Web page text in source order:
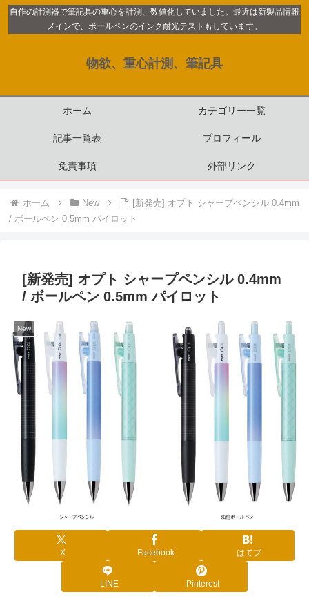
自作の計測器で筆記具の重心を計測、数値化していました。最近は新製品情報
メインで、ボールペンのインク耐光テストもしています。
物欲、重心計測、筆記具
ホーム カテゴリー一覧
記事一覧表 プロフィール
免責事項 外部リンク
ホーム New
[新発売] オプト シャープペンシル 0.4mm
/ ボールペン 0.5mm パイロット
[新発売] オプト シャープペンシル 0.4mm
/ ボールペン 0.5mm パイロット
New
X Facebook はてブ
LINE Pinterest